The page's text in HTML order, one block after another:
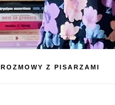
ROZMOWY Z PISARZAMI